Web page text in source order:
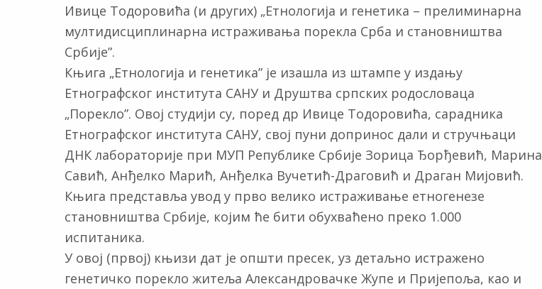
Ивице Тодоровића (и других) „Етнологија и генетика – прелиминарна
мултидисциплинарна истраживања порекла Срба и становништва
Србије”.
Књига „Етнологија и генетика” је изашла из штампе у издању
Етнографског института САНУ и Друштва српских родословаца
„Порекло”. Овој студији су, поред др Ивице Тодоровића, сарадника
Етнографског института САНУ, свој пуни допринос дали и стручњаци
ДНК лабораторије при МУП Републике Србије Зорица Ђорђевић, Марина
Савић, Анђелко Марић, Анђелка Вучетић-Драговић и Драган Мијовић.
Књига представља увод у прво велико истраживање етногенезе
становништва Србије, којим ће бити обухваћено преко 1.000
испитаника.
У овој (првој) књизи дат је општи пресек, уз детаљно истражено
генетичко порекло житеља Александровачке Жупе и Пријепоља, као и